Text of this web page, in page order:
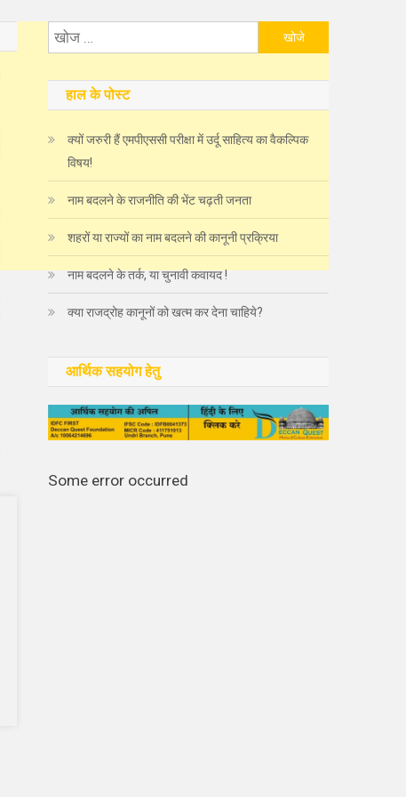
निम्न
हाल के पोस्ट
क्यों जरुरी हैं एमपीएससी परीक्षा में उर्दू साहित्य का वैकल्पिक
विषय!
नाम बदलने के राजनीति की भेंट चढ़ती जनता
शहरों या राज्यों का नाम बदलने की कानूनी प्रक्रिया
नाम बदलने के तर्क, या चुनावी कवायद !
क्या राजद्रोह कानूनों को खत्म कर देना चाहिये?
आर्थिक सहयोग हेतु
Some error occurred